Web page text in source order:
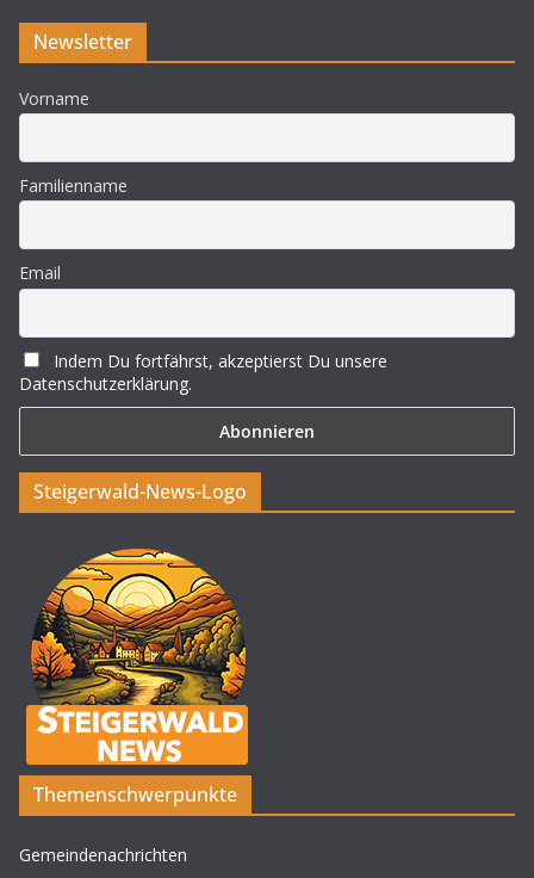
Newsletter
Vorname
Familienname
Email
Indem Du fortfährst, akzeptierst Du unsere
Datenschutzerklärung.
Steigerwald-News-Logo
Themenschwerpunkte
Gemeindenachrichten